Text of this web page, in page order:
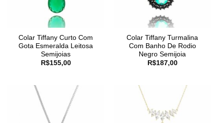
Colar Tiffany Curto Com
Gota Esmeralda Leitosa
Semijoias
R$155,00
Colar Tiffany Turmalina
Com Banho De Rodio
Negro Semijoia
R$187,00